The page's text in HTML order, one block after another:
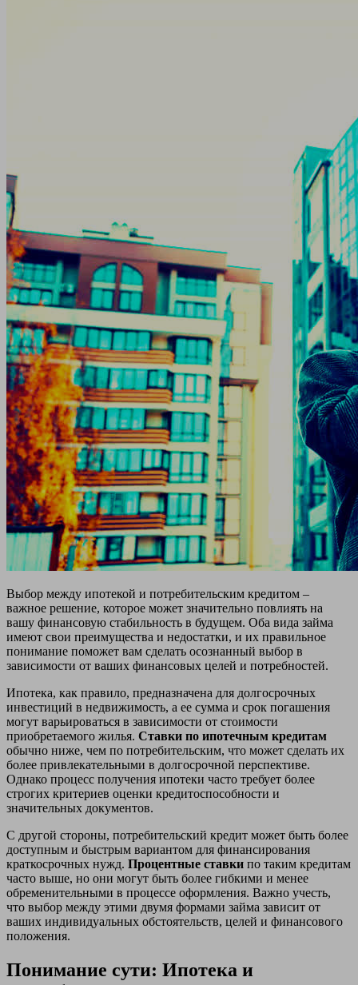
Выбор между ипотекой и потребительским кредитом –
важное решение, которое может значительно повлиять на
вашу финансовую стабильность в будущем. Оба вида займа
имеют свои преимущества и недостатки, и их правильное
понимание поможет вам сделать осознанный выбор в
зависимости от ваших финансовых целей и потребностей.
Ипотека, как правило, предназначена для долгосрочных
инвестиций в недвижимость, а ее сумма и срок погашения
могут варьироваться в зависимости от стоимости
приобретаемого жилья. Ставки по ипотечным кредитам
обычно ниже, чем по потребительским, что может сделать их
более привлекательными в долгосрочной перспективе.
Однако процесс получения ипотеки часто требует более
строгих критериев оценки кредитоспособности и
значительных документов.
С другой стороны, потребительский кредит может быть более
доступным и быстрым вариантом для финансирования
краткосрочных нужд. Процентные ставки по таким кредитам
часто выше, но они могут быть более гибкими и менее
обременительными в процессе оформления. Важно учесть,
что выбор между этими двумя формами займа зависит от
ваших индивидуальных обстоятельств, целей и финансового
положения.
Понимание сути: Ипотека и